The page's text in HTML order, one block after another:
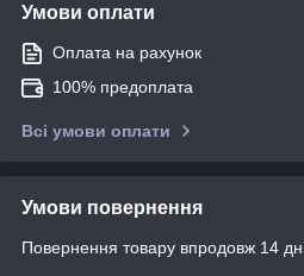
Умови оплати
Оплата на рахунок
100% предоплата
Всі умови оплати
Умови повернення
Повернення товару впродовж 14